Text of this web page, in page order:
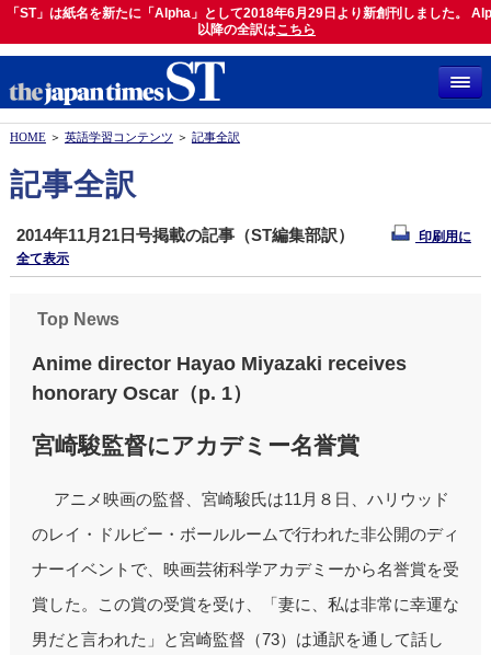
「ST」は紙名を新たに「Alpha」として2018年6月29日より新創刊しました。
以降の全訳はこちら
「ST」は紙名を新たに「Alpha」として2018年6月29日より新創刊しました。
以降の全訳はこちら
HOME＞ 英語学習コンテンツ ＞ 記事全訳
記事全訳
2014年11月21日号掲載の記事（ST編集部訳）
印刷用に
全て表示
Top News
Anime director Hayao Miyazaki receives
honorary Oscar（p. 1）
宮崎駿監督にアカデミー名誉賞
アニメ映画の監督、宮崎駿氏は11月８日、ハリウッド
のレイ・ドルビー・ボールルームで行われた非公開のディ
ナーイベントで、映画芸術科学アカデミーから名誉賞を受
賞した。この賞の受賞を受け、「妻に、私は非常に幸運な
男だと言われた」と宮崎監督（73）は通訳を通して話し